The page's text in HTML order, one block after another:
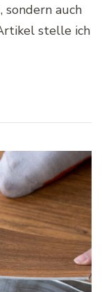
sondern auch
stelle ich